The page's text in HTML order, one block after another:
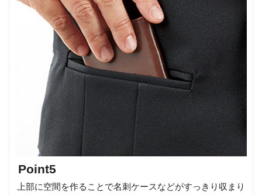
Point5
上部に空間を作ることで名刺ケースなどがすっきり収まり